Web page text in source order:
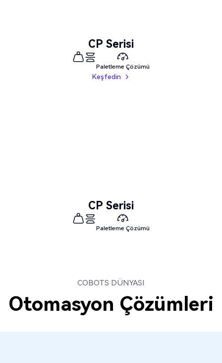
CP Serisi
Paletleme Çözümü
Keşfedin
CP Serisi
Paletleme Çözümü
COBOTS DÜNYASI
Otomasyon Çözümleri